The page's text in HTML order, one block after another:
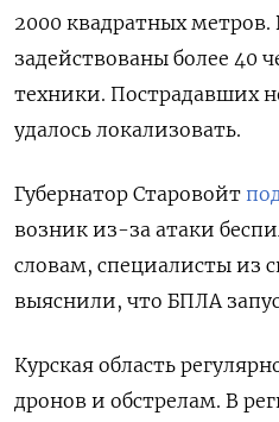
2000 квадратных
задействованы более 40
техники. Пострадавших
удалось локализовать.
Губернатор Старовойт
возник из-за атаки
словам, специалисты из
выяснили, что БПЛА
Курская область
дронов и обстрелам. В